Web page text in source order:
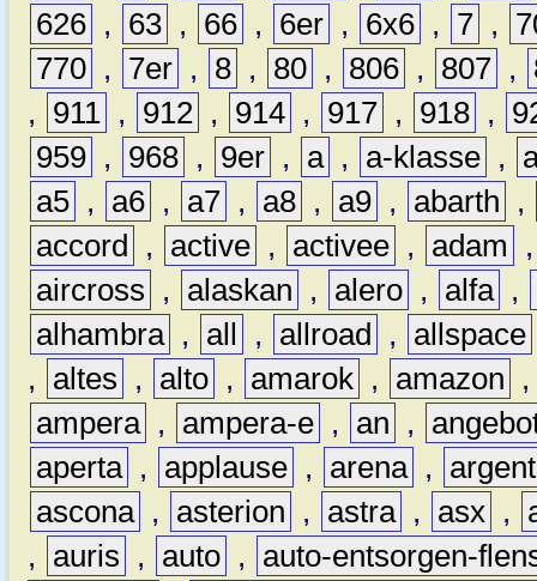
626 , 63 , 66 , 6er , 6x6 , 7 ,
770 , 7er , 8 , 80 , 806 , 807 ,
,
911 , 912 , 914 , 917 , 918 ,
959 , 968 , 9er , a , a-klasse ,
a5 , a6 , a7 , a8 , a9 , abarth
,
accord
, active , activee , adam
aircross
, alaskan , alero , alfa ,
alhambra , all , allroad , allspace
,
altes , alto , amarok , amazon
ampera , ampera-e , an ,
aperta , applause , arena ,
ascona , asterion , astra , asx ,
,
auris , auto ,
auto-entsorgen-